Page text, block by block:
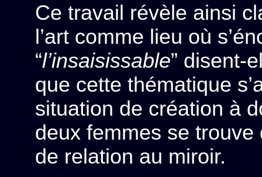
Ce travail révèle ainsi
l’art comme lieu où
“l’insaisissable” disent-
que cette thématique
situation de création à
deux femmes se
de relation au miroir.